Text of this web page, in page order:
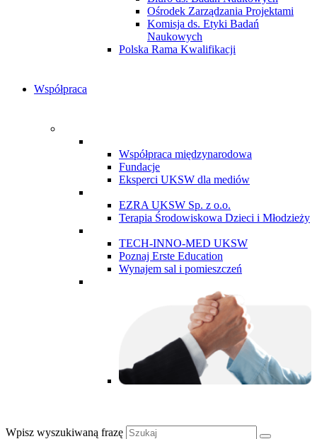
Ośrodek Zarządzania Projektami
Komisja ds. Etyki Badań
Naukowych
Polska Rama Kwalifikacji
Współpraca
Współpraca międzynarodowa
Fundacje
Eksperci UKSW dla mediów
EZRA UKSW Sp. z o.o.
Terapia Środowiskowa Dzieci i Młodzieży
TECH-INNO-MED UKSW
Poznaj Erste Education
Wynajem sal i pomieszczeń
Wpisz wyszukiwaną frazę